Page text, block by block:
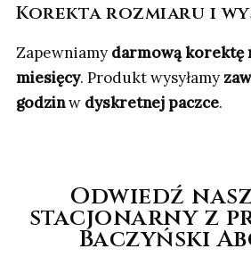
Korekta rozmiaru i
Zapewniamy darmową korektę
miesięcy. Produkt wysyłamy
godzinw dyskretnej paczce.
Odwiedź
stacjonarny z
Baczyński